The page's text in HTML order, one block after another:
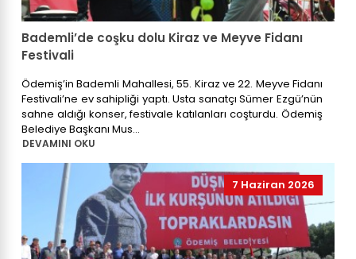
Bademli’de coşku dolu Kiraz ve Meyve Fidanı
Festivali
Ödemiş’in Bademli Mahallesi, 55. Kiraz ve 22. Meyve Fidanı
Festivali’ne ev sahipliği yaptı. Usta sanatçı Sümer Ezgü’nün
sahne aldığı konser, festivale katılanları coşturdu. Ödemiş
Belediye Başkanı Mus...
DEVAMINI OKU
7 Haziran 2026